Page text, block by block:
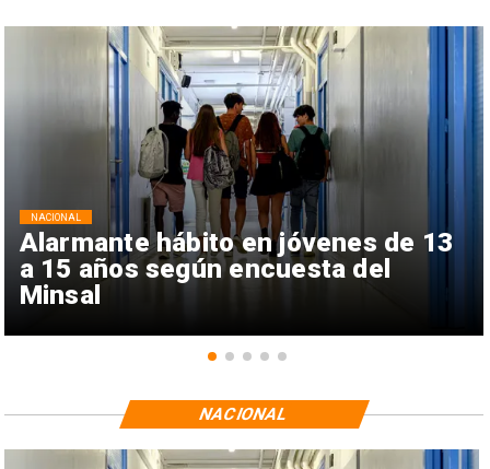
Alarmante hábito en jóvenes de 13
a 15 años según encuesta del
Minsal
NACIONAL
NACIONAL